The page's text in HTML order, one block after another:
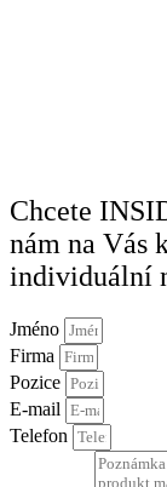
Chcete
nám na Vás
individuální
Jméno
Firma
Pozice
E-mail
Telefon